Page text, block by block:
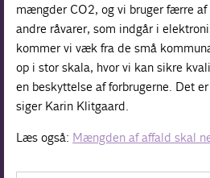
mængder CO2, og vi bruger færre
andre råvarer, som indgår i
kommer vi væk fra de små
op i stor skala, hvor vi kan sikre
en beskyttelse af forbrugerne. Det
siger Karin Klitgaard.
Læs også: Mængden af affald skal